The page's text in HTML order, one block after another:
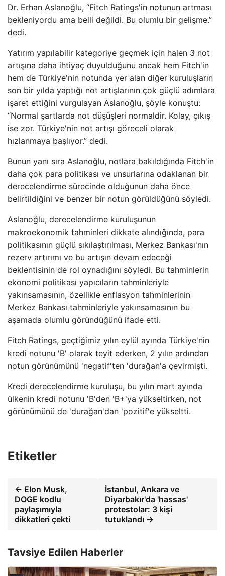
Dr. Erhan Aslanoğlu, “Fitch Ratings'in notunun artması
bekleniyordu ama belli değildi. Bu olumlu bir gelişme.”
dedi.
Yatırım yapılabilir kategoriye geçmek için halen 3 not
artışına daha ihtiyaç duyulduğunu ancak hem Fitch'in
hem de Türkiye'nin notunda yer alan diğer kuruluşların
son bir yılda yaptığı not artışlarının çok güçlü adımlara
işaret ettiğini vurgulayan Aslanoğlu, şöyle konuştu:
“Normal şartlarda not düşüşleri normaldir. Kolay, çıkış
ise zor. Türkiye'nin not artışı göreceli olarak
hızlanmaya başlıyor.” dedi.
Bunun yanı sıra Aslanoğlu, notlara bakıldığında Fitch'in
daha çok para politikası ve unsurlarına odaklanan bir
derecelendirme sürecinde olduğunun daha önce
belirtildiğini ve benzer bir notun görüldüğünü söyledi.
Aslanoğlu, derecelendirme kuruluşunun
makroekonomik tahminleri dikkate alındığında, para
politikasının güçlü sıkılaştırılması, Merkez Bankası'nın
rezerv artırımı ve bu artışın devam edeceği
beklentisinin de rol oynadığını söyledi. Bu tahminlerin
ekonomi politikası yapıcıların tahminleriyle
yakınsamasının, özellikle enflasyon tahminlerinin
Merkez Bankası tahminleriyle yakınsamasının bu
aşamada olumlu göründüğünü ifade etti.
Fitch Ratings, geçtiğimiz yılın eylül ayında Türkiye'nin
kredi notunu 'B' olarak teyit ederken, 2 yılın ardından
notun görünümünü 'negatif'ten 'durağan'a çevirmişti.
Kredi derecelendirme kuruluşu, bu yılın mart ayında
ülkenin kredi notunu 'B'den 'B+'ya yükseltirken, not
görünümünü de 'durağan'dan 'pozitif'e yükseltti.
Etiketler
← Elon Musk,
DOGE kodlu
paylaşımıyla
dikkatleri çekti
İstanbul, Ankara ve
Diyarbakır'da 'hassas'
protestolar: 3 kişi
tutuklandı →
Tavsiye Edilen Haberler